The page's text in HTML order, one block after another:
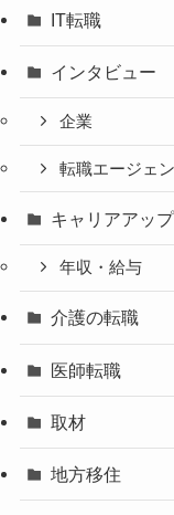
IT転職
インタビュー
企業
転職エージェ
キャリアアップ
年収・給与
介護の転職
医師転職
取材
地方移住